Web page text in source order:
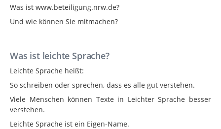
Was ist www.beteiligung.nrw.de?
Und wie können Sie mitmachen?
Was ist leichte Sprache?
Leichte Sprache heißt:
So schreiben oder sprechen, dass es alle gut verstehen.
Viele Menschen können Texte in Leichter Sprache besser
verstehen.
Leichte Sprache ist ein Eigen-Name.